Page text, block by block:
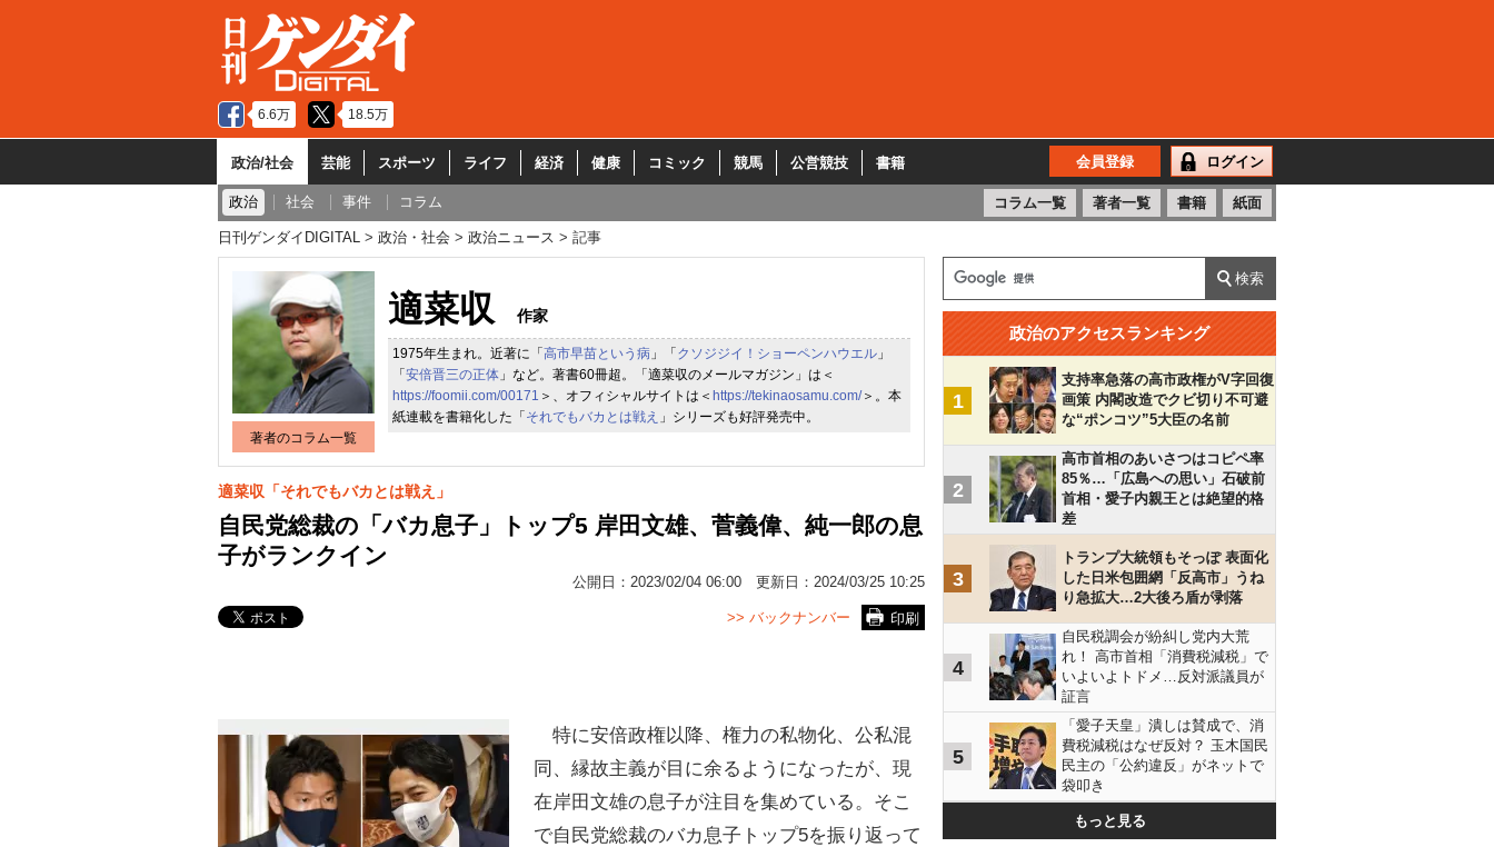
6.6万 18.5万
政治/社会 芸能 スポーツ ライフ 経済 健康 コミック 競馬 公営競技 書籍 会員登録 ログイン
政治 社会 事件 コラム コラム一覧 著者一覧 書籍 紙面
日刊ゲンダイDIGITAL 政治・社会 政治ニュース 記事
著者のコラム一覧
適菜収 作家
1975年生まれ。近著に「 高市早苗という病 」「 クソジジイ！ショーペンハウエル 」
「 安倍晋三の正体 」など。著書60冊超。「適菜収のメールマガジン」は＜
https://foomii.com/00171 ＞、オフィシャルサイトは＜ https://tekinaosamu.com/＞。本
紙連載を書籍化した「 それでもバカとは戦え 」シリーズも好評発売中。
適菜収「それでもバカとは戦え」
自民党総裁の「バカ息子」トップ5 岸田文雄、菅義偉、純一郎の息
子がランクイン
公開日： 2023/02/04 06:00 更新日： 2024/03/25 10:25
印刷
>> バックナンバー
特に安倍政権以降、権力の私物化、公私混
同、縁故主義が目に余るようになったが、現
在岸田文雄の息子が注目を集めている。そこ
で自民党総裁のバカ息子トップ5を振り返って
政治のアクセスランキング
1
支持率急落の高市政権がV字回復
画策 内閣改造でクビ切り不可避
な“ポンコツ”5大臣の名前
2
高市首相のあいさつはコピペ率
85％…「広島への思い」石破前
首相・愛子内親王とは絶望的格
差
3
トランプ大統領もそっぽ 表面化
した日米包囲網「反高市」うね
り急拡大…2大後ろ盾が剥落
4
自民税調会が紛糾し党内大荒
れ！ 高市首相「消費税減税」で
いよいよトドメ…反対派議員が
証言
5
「愛子天皇」潰しは賛成で、消
費税減税はなぜ反対？ 玉木国民
民主の「公約違反」がネットで
袋叩き
もっと見る